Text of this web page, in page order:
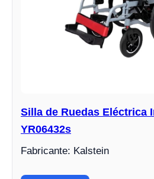
Silla de Ruedas Eléctrica
YR06432s
Fabricante: Kalstein